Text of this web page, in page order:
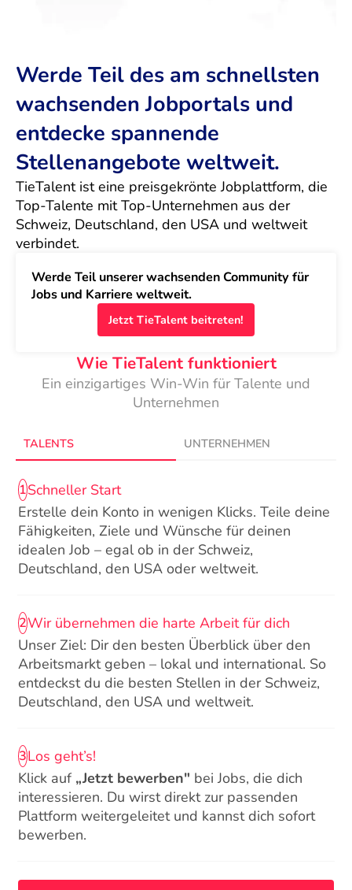
Werde Teil des am schnellsten
wachsenden Jobportals und
entdecke spannende
Stellenangebote weltweit.
TieTalent ist eine preisgekrönte Jobplattform, die
Top-Talente mit Top-Unternehmen aus der
Schweiz, Deutschland, den USA und weltweit
verbindet.
Werde Teil unserer wachsenden Community für
Jobs und Karriere weltweit.
Jetzt TieTalent beitreten!
Wie TieTalent funktioniert
Ein einzigartiges Win-Win für Talente und
Unternehmen
TALENTS UNTERNEHMEN
1Schneller Start
Erstelle dein Konto in wenigen Klicks. Teile deine
Fähigkeiten, Ziele und Wünsche für deinen
idealen Job – egal ob in der Schweiz,
Deutschland, den USA oder weltweit.
2Wir übernehmen die harte Arbeit für dich
Unser Ziel: Dir den besten Überblick über den
Arbeitsmarkt geben – lokal und international. So
entdeckst du die besten Stellen in der Schweiz,
Deutschland, den USA und weltweit.
3Los geht’s!
Klick auf „Jetzt bewerben" bei Jobs, die dich
interessieren. Du wirst direkt zur passenden
Plattform weitergeleitet und kannst dich sofort
bewerben.